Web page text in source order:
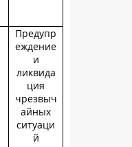
Предупр
еждение
и
ликвида
ция
чрезвыч
айных
ситуаци
й